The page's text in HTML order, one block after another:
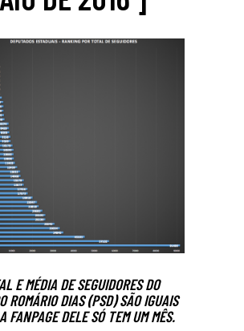
E MÉDIA DE SEGUIDORES DO
ROMÁRIO DIAS (PSD) SÃO IGUAIS
FANPAGE DELE SÓ TEM UM MÊS.